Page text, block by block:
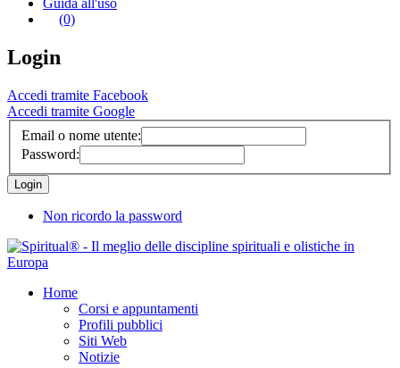
Guida all'uso
(0)
Login
Accedi tramite Facebook
Accedi tramite Google
Email o nome utente:
Password:
Non ricordo la password
Home
Corsi e appuntamenti
Profili pubblici
Siti Web
Notizie